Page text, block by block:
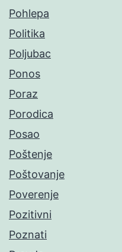
Pohlepa
Politika
Poljubac
Ponos
Poraz
Porodica
Posao
Poštenje
Poštovanje
Poverenje
Pozitivni
Poznati